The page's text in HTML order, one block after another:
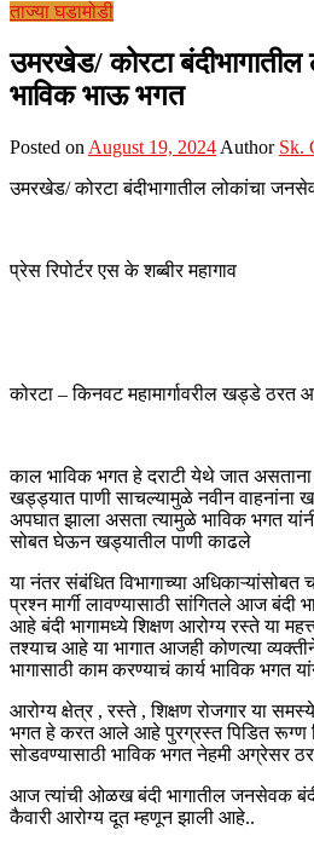
ताज्या घडामोडी
उमरखेड/ कोरटा
भाविक भाऊ भगत
Posted on August 19, 2024 Author Sk.
उमरखेड/ कोरटा बंदीभागातील लोकांचा
प्रेस रिपोर्टर एस के शब्बीर महागाव
कोरटा – किनवट महामार्गावरील खड्डे ठरत
काल भाविक भगत हे दराटी येथे जात
खड्ड्यात पाणी साचल्यामुळे नवीन वाहनांना
अपघात झाला असता त्यामुळे भाविक भगत
सोबत घेऊन खड्यातील पाणी काढले
या नंतर संबंधित विभागाच्या
प्रश्न मार्गी लावण्यासाठी सांगितले आज बंदी
आहे बंदी भागामध्ये शिक्षण आरोग्य रस्ते या
तश्याच आहे या भागात आजही कोणत्या
भागासाठी काम करण्याचं कार्य भाविक भगत
आरोग्य क्षेत्र , रस्ते , शिक्षण रोजगार या
भगत हे करत आले आहे पुरग्रस्त पिडित रूग्ण
सोडवण्यासाठी भाविक भगत नेहमी अग्रेसर
आज त्यांची ओळख बंदी भागातील जनसेवक
कैवारी आरोग्य दूत म्हणून झाली आहे..